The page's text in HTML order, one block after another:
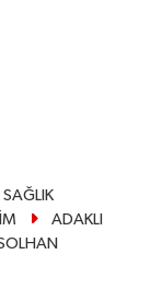
SAĞLIK
ADAKLI